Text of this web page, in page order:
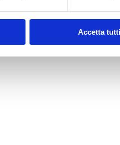
Accetta tutti